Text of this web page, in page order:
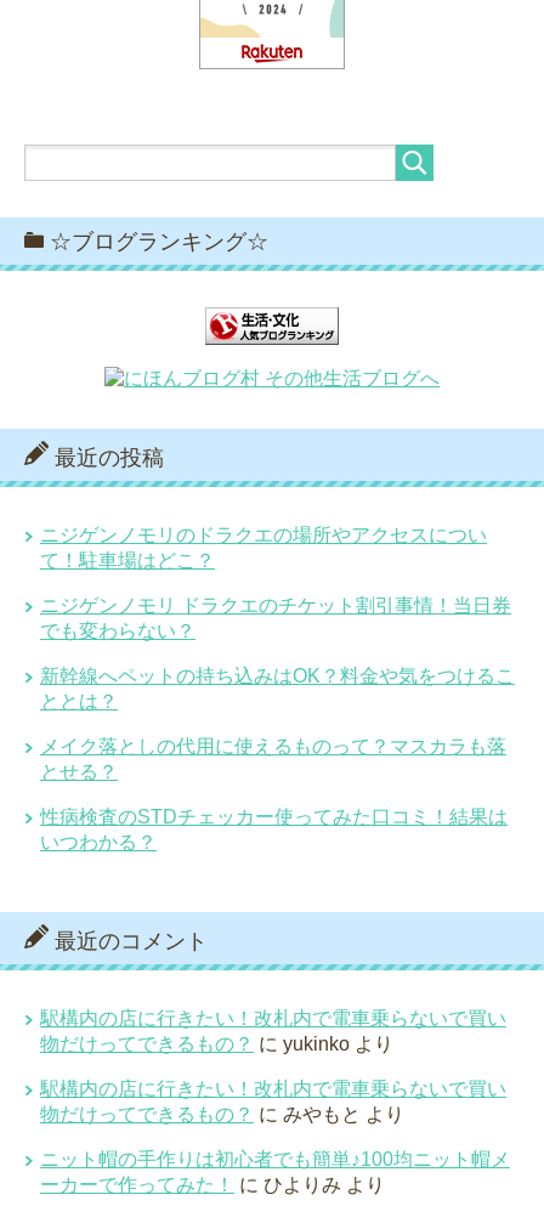
☆ブログランキング☆
最近の投稿
ニジゲンノモリのドラクエの場所やアクセスについ
て！駐車場はどこ？
ニジゲンノモリ ドラクエのチケット割引事情！当日券
でも変わらない？
新幹線へペットの持ち込みはOK？料金や気をつけるこ
ととは？
メイク落としの代用に使えるものって？マスカラも落
とせる？
性病検査のSTDチェッカー使ってみた口コミ！結果は
いつわかる？
最近のコメント
駅構内の店に行きたい！改札内で電車乗らないで買い
物だけってできるもの？ に yukinko より
駅構内の店に行きたい！改札内で電車乗らないで買い
物だけってできるもの？ に みやもと より
ニット帽の手作りは初心者でも簡単♪100均ニット帽メ
ーカーで作ってみた！
に ひよりみ より